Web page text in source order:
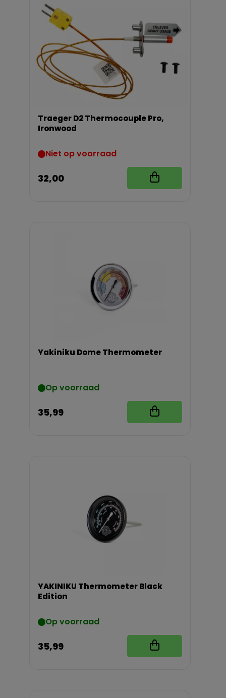
Traeger D2 Thermocouple Pro,
Ironwood
Niet op voorraad
32,00
Yakiniku Dome Thermometer
Op voorraad
35,99
YAKINIKU Thermometer Black
Edition
Op voorraad
35,99